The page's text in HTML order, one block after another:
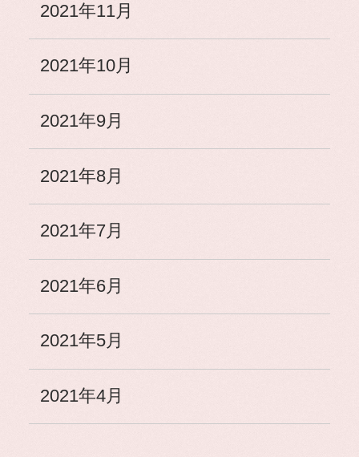
2021年11月
2021年10月
2021年9月
2021年8月
2021年7月
2021年6月
2021年5月
2021年4月